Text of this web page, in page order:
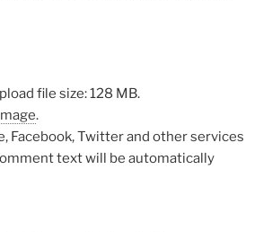
file size: 128 MB.
.
Facebook, Twitter and other services
text will be automatically